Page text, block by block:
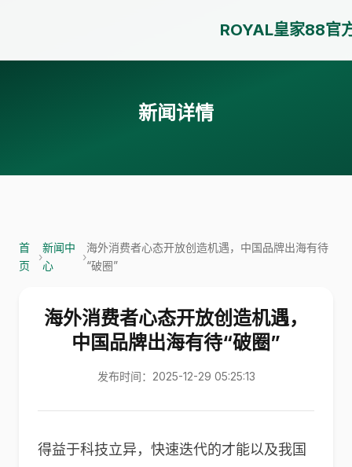
ROYAL皇家88官
新闻详情
首
页
›
新闻中
心
›
海外消费者心态开放创造机遇，中国品牌出海有待
“破圈”
海外消费者心态开放创造机遇，
中国品牌出海有待“破圈”
发布时间：2025-12-29 05:25:13
得益于科技立异，快速迭代的才能以及我国